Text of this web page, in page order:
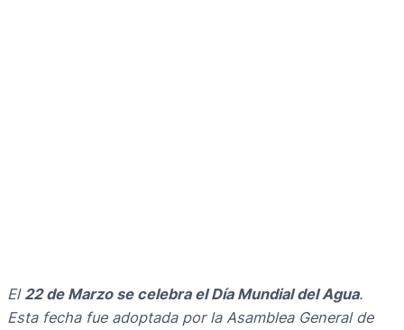
El 22 de Marzo se celebra el Día Mundial del Agua.
Esta fecha fue adoptada por la Asamblea General de